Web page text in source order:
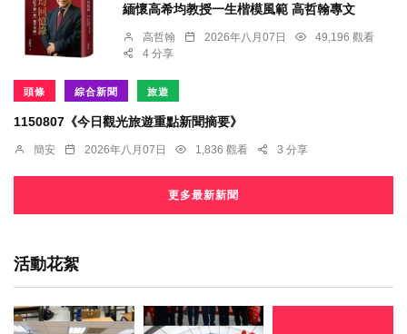
緬懷高希均教授一生楷模風範 高哲翰專文
高哲翰 2026年八月07日
49,196 觀看
4 分享
頭條 綜合新聞 旅遊
1150807《今日觀光旅遊重點新聞摘要》
簡安 2026年八月07日 1,836 觀看 3 分享
更多最新新聞
活動花絮